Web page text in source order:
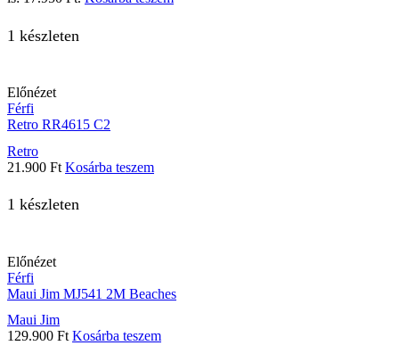
1 készleten
Előnézet
Férfi
Retro RR4615 C2
Retro
21.900 Ft Kosárba teszem
1 készleten
Előnézet
Férfi
Maui Jim MJ541 2M Beaches
Maui Jim
129.900 Ft Kosárba teszem